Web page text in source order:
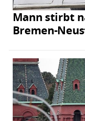
Mann stirbt
Bremen-